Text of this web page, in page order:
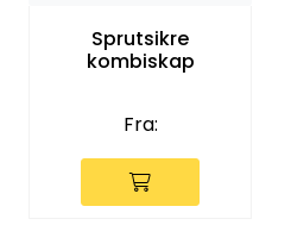
Sprutsikre
kombiskap
Fra:
Utleieverktøy
Vekslere